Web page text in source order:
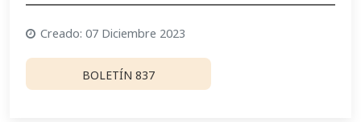
Creado: 07 Diciembre 2023
BOLETÍN 837